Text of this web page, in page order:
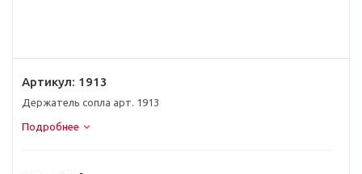
Артикул: 1913
Держатель сопла арт. 1913
Подробнее